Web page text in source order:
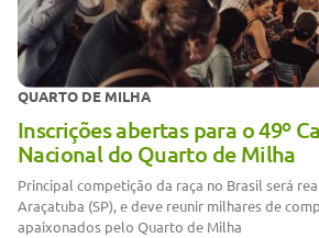
QUARTO DE MILHA
Inscrições abertas para o 49º
Nacional do Quarto de Milha
Principal competição da raça no Brasil será
Araçatuba (SP), e deve reunir milhares de
apaixonados pelo Quarto de Milha